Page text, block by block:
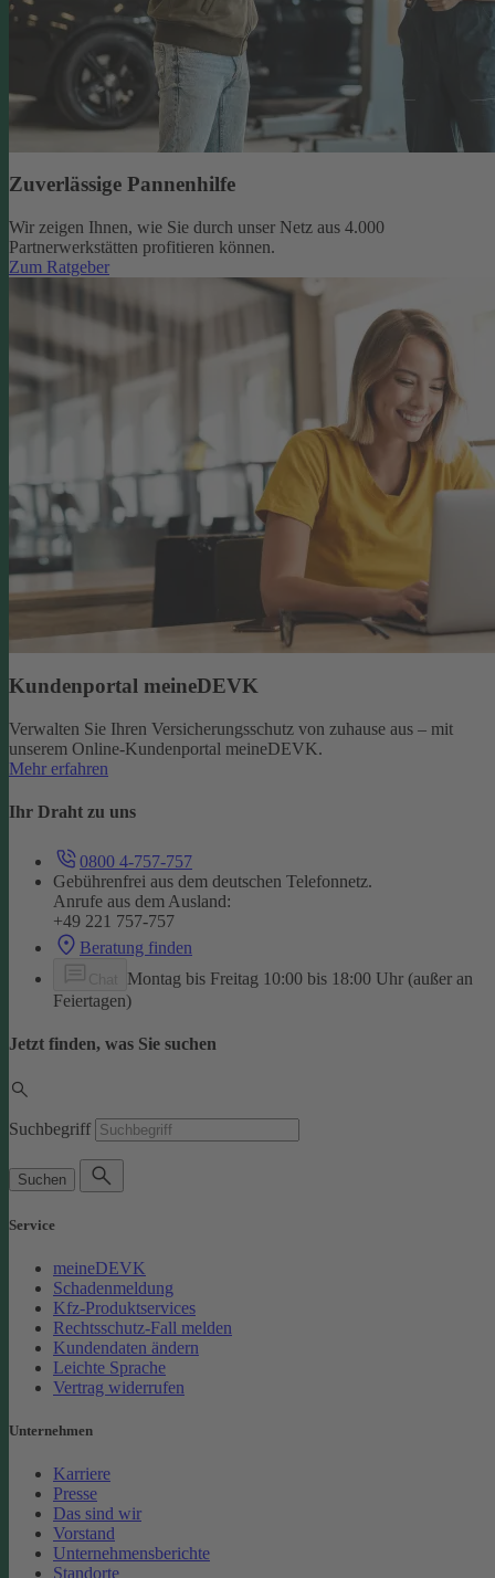
Zuverlässige Pannenhilfe
Wir zeigen Ihnen, wie Sie durch unser Netz aus 4.000
Partnerwerkstätten profitieren können.
Zum Ratgeber
Kundenportal meineDEVK
Verwalten Sie Ihren Versicherungsschutz von zuhause aus – mit
unserem Online-Kundenportal meineDEVK.
Mehr erfahren
Ihr Draht zu uns
0800 4-757-757
Gebührenfrei aus dem deutschen Telefonnetz.
Anrufe aus dem Ausland:
+49 221 757-757
Beratung finden
Montag bis Freitag 10:00 bis 18:00 Uhr (außer an
Feiertagen)
Jetzt finden, was Sie suchen
Suchbegriff
Suchen
Service
meineDEVK
Schadenmeldung
Kfz-Produktservices
Rechtsschutz-Fall melden
Kundendaten ändern
Leichte Sprache
Vertrag widerrufen
Unternehmen
Karriere
Presse
Das sind wir
Vorstand
Unternehmensberichte
Standorte